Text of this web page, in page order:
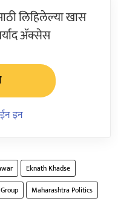
लिहिलेल्या खास
ॲक्सेस
इन
Eknath Khadse
Maharashtra Politics